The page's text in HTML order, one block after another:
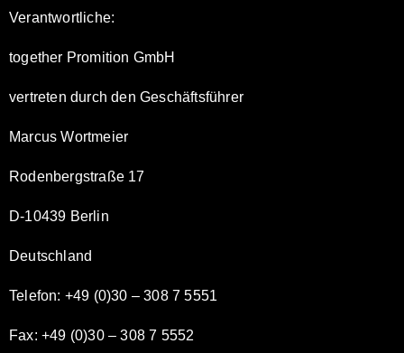
Verantwortliche:
together Promition GmbH
vertreten durch den Geschäftsführer
Marcus Wortmeier
Rodenbergstraße 17
D-10439 Berlin
Deutschland
Telefon: +49 (0)30 – 308 7 5551
Fax: +49 (0)30 – 308 7 5552